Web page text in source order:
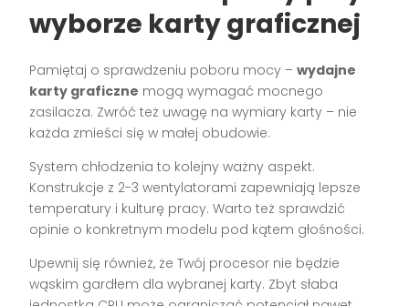
wyborze karty graficznej
Pamiętaj o sprawdzeniu poboru mocy –wydajne
karty graficzne mogą wymagać mocnego
zasilacza. Zwróć też uwagę na wymiary karty – nie
każda zmieści się w małej obudowie.
System chłodzenia to kolejny ważny aspekt.
Konstrukcje z 2-3 wentylatorami zapewniają lepsze
temperatury i kulturę pracy. Warto też sprawdzić
opinie o konkretnym modelu pod kątem głośności.
Upewnij się również, że Twój procesor nie będzie
wąskim gardłem dla wybranej karty. Zbyt słaba